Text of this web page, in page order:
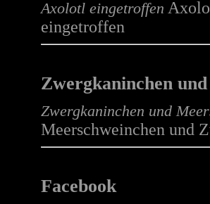
Axolotl eingetroffen
eingetroffen
Zwergkaninchen
Zwergkaninchen und
Meerschweinchen und
Facebook